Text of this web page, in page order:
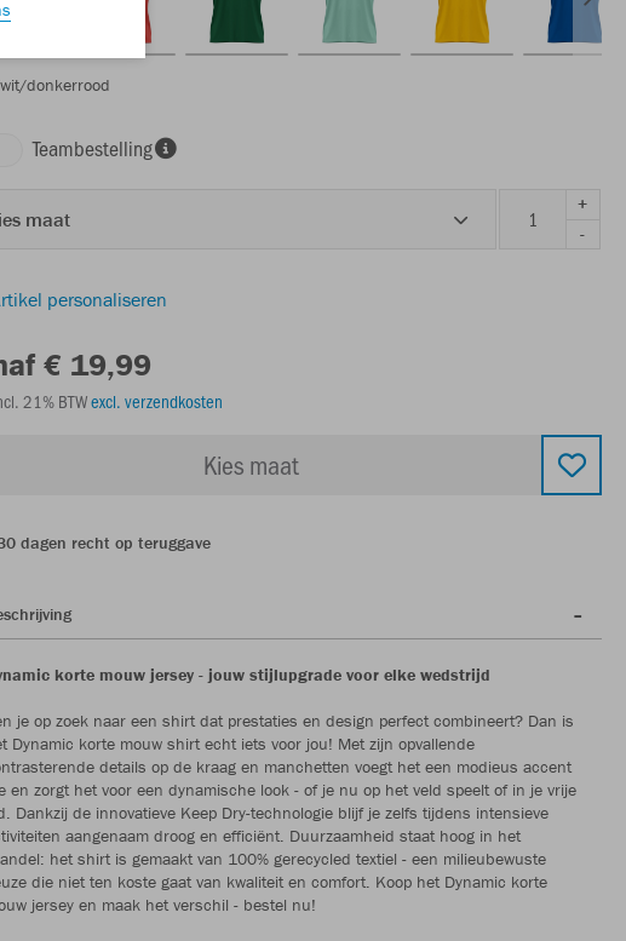
donkerrood
Teambestelling
maat
+
-
personaliseren
€ 19,99
21% BTWexcl. verzendkosten
Kies maat
dagen recht op teruggave
korte mouw jersey - jouw stijlupgrade voor elke wedstrijd
je op zoek naar een shirt dat prestaties en design perfect combineert? Dan is
Dynamic korte mouw shirt echt iets voor jou! Met zijn opvallende
details op de kraag en manchetten voegt het een modieus accent
en zorgt het voor een dynamische look - of je nu op het veld speelt of in je vrije
Dankzij de innovatieve Keep Dry-technologie blijf je zelfs tijdens intensieve
aangenaam droog en efficiënt. Duurzaamheid staat hoog in het
het shirt is gemaakt van 100% gerecycled textiel - een milieubewuste
die niet ten koste gaat van kwaliteit en comfort. Koop het Dynamic korte
jersey en maak het verschil - bestel nu!